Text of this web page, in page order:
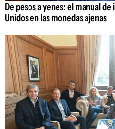
De pesos a yenes: el manual
Unidos en las monedas ajenas